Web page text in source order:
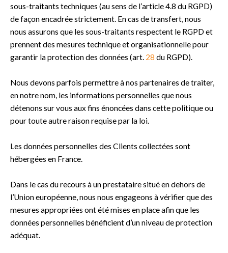
sous-traitants techniques (au sens de l’article 4.8 du RGPD)
de façon encadrée strictement. En cas de transfert, nous
nous assurons que les sous-traitants respectent le RGPD et
prennent des mesures technique et organisationnelle pour
garantir la protection des données (art. 28 du RGPD).
Nous devons parfois permettre à nos partenaires de traiter,
en notre nom, les informations personnelles que nous
détenons sur vous aux fins énoncées dans cette politique ou
pour toute autre raison requise par la loi.
Les données personnelles des Clients collectées sont
hébergées en France.
Dans le cas du recours à un prestataire situé en dehors de
l’Union européenne, nous nous engageons à vérifier que des
mesures appropriées ont été mises en place afin que les
données personnelles bénéficient d’un niveau de protection
adéquat.